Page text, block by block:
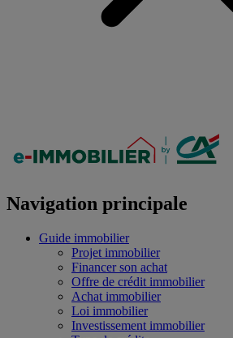
Navigation principale
Guide immobilier
Projet immobilier
Financer son achat
Offre de crédit immobilier
Achat immobilier
Loi immobilier
Investissement immobilier